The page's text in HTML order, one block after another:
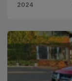
2024